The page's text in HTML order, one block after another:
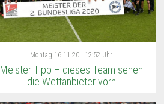
Montag 16.11.20 | 12:52 Uhr
Meister Tipp – dieses Team sehen
die Wettanbieter vorn